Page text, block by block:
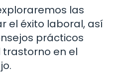
las
el éxito laboral, así
prácticos
en el